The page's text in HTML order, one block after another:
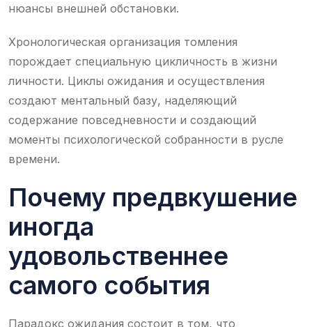
нюансы внешней обстановки.
Хронологическая организация томления
порождает специальную цикличность в жизни
личности. Циклы ожидания и осуществления
создают ментальный базу, наделяющий
содержание повседневности и создающий
моменты психологической собранности в русле
времени.
Почему предвкушение
иногда
удовольственнее
самого события
Парадокс ожидания состоит в том, что